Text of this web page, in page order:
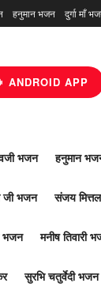
हनुमान भजन दुर्गा माँ
ANDROID APP
भजन हनुमान
जी भजन संजय
भजन मनीष तिवारी
सुरभि चतुर्वेदी भजन